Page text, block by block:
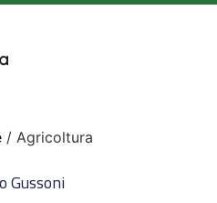
/ Agricoltura
Gussoni